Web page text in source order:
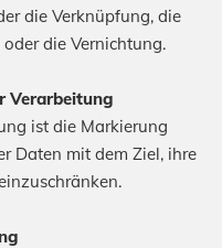
die Verknüpfung, die
die Vernichtung.
Verarbeitung
ist die Markierung
Daten mit dem Ziel, ihre